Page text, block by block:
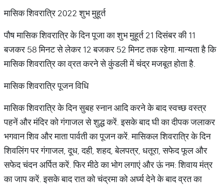
मासिक शिवरात्रि 2022 शुभ मुहूर्त
पौष मासिक शिवरात्रि के दिन पूजा का शुभ मुहूर्त 21 दिसंबर की 11
बजकर 58 मिनट से लेकर 12 बजकर 52 मिनट तक रहेगा. मान्यता है कि
मासिक शिवरात्रि का व्रत करने से कुंडली में चंद्र मजबूत होता है.
मासिक शिवरात्रि पूजन विधि
मासिक शिवरात्रि के दिन सुबह स्नान आदि करने के बाद स्वच्छ वस्त्र
पहनें और मंदिर को गंगाजल से शुद्ध करें. इसके बाद घी का दीपक जलाकर
भगवान शिव और माता पार्वती का पूजन करें. मासिकल शिवरात्रि के दिन
शिवलिंग पर गंगाजल, दूध, दही, शहद, बेलपत्र, धतूरा, सफेद फूल और
सफेद चंदन अर्पित करें. फिर मीठे का भोग लगाएं और ऊं नम: शिवाय मंत्र
का जाप करें. इसके बाद रात को चंद्रमा को अर्घ्य देने के बाद व्रत का